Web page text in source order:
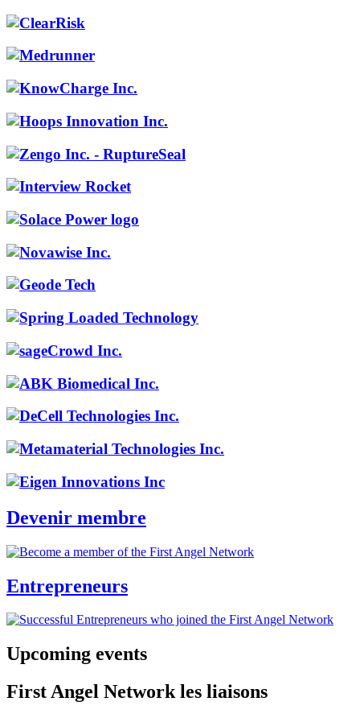
Devenir membre
Entrepreneurs
Upcoming events
First Angel Network les liaisons